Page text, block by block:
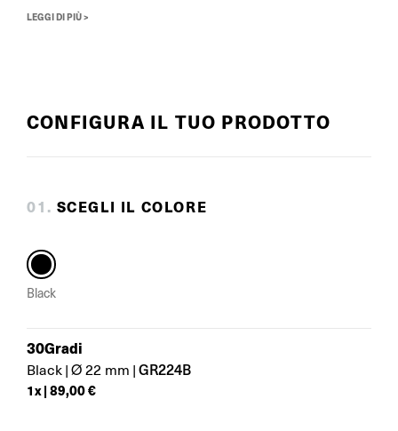
LEGGI DI PIÙ >
CONFIGURA IL TUO PRODOTTO
01 . SCEGLI IL COLORE
Black
30Gradi
Black | Ø 22 mm | GR224B
1x | 89,00 €